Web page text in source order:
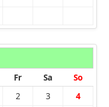
Fr Sa So
2 3 4